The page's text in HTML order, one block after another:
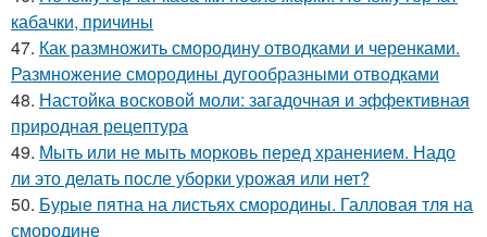
кабачки, причины
47. Как размножить смородину отводками и черенками.
Размножение смородины дугообразными отводками
48. Настойка восковой моли: загадочная и эффективная
природная рецептура
49. Мыть или не мыть морковь перед хранением. Надо
ли это делать после уборки урожая или нет?
50. Бурые пятна на листьях смородины. Галловая тля на
смородине